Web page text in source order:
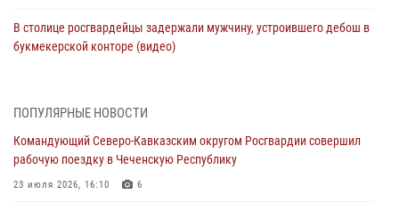
В столице росгвардейцы задержали мужчину, устроившего дебош в
букмекерской конторе (видео)
В Удмуртии при силовой поддержке спецназа Росгвардии
оздоровительных услуг (видео)
05 августа 2026, 13:20
ПОПУЛЯРНЫЕ НОВОСТИ
Командующий Северо-Кавказским округом Росгвардии совершил
рабочую поездку в Чеченскую Республику
23 июля 2026, 16:10 6